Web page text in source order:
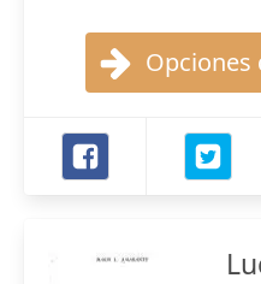
Opciones